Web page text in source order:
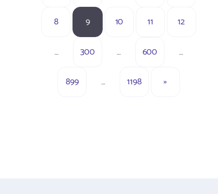
8 9 10 11 12
… 300 … 600 …
899 … 1198 »